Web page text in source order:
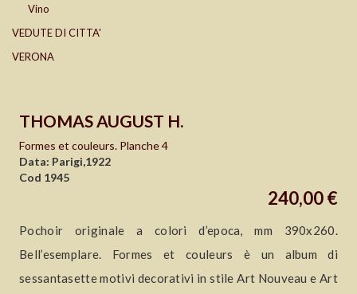
Vino
VEDUTE DI CITTA'
VERONA
THOMAS AUGUST H.
Formes et couleurs. Planche 4
Data: Parigi,1922
Cod 1945
240,00 €
Pochoir originale a colori d’epoca, mm 390x260.
Bell’esemplare. Formes et couleurs è un album di
sessantasette motivi decorativi in stile Art Nouveau e Art